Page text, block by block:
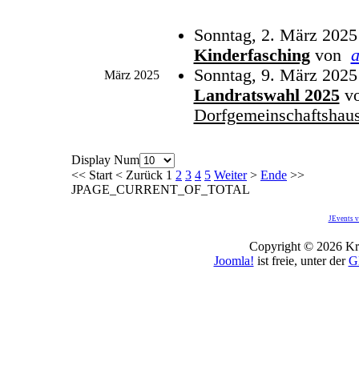
März 2025
Sonntag, 2. März
Kinderfaschingvon
Sonntag, 9. März
Landratswahl 2025
Display Num
<< Start < Zurück 1 2 3 4 5 Weiter> Ende >>
JPAGE_CURRENT_OF_TOTAL
JEvents
Copyright © 2026
Joomla! ist freie, unter der